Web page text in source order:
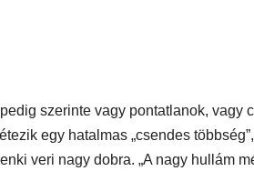
szerinte vagy pontatlanok, vagy
egy hatalmas „csendes
veri nagy dobra. „A nagy hullám